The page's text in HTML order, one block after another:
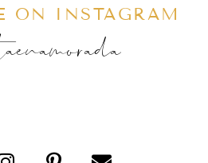
ON INSTAGRAM